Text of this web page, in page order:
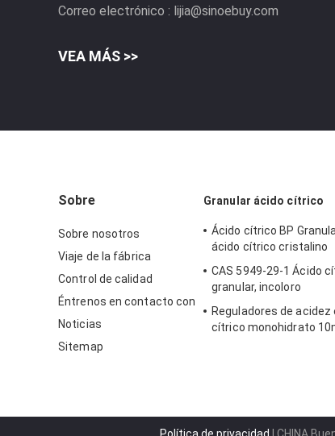
Correo electrónico : lijia@sinoebuy.com
VEA MÁS >>
Sobre
Sobre nosotros
Viaje de la fábrica
Control de calidad
Éntrenos en contacto con
Noticias
Sitemap
Granular ácido cítrico
Ácido cítrico BP
ácido cítrico cristalino
CAS 5949-29-1 Ácido
granular, incoloro
Reguladores de acidez
cítrico monohidrato